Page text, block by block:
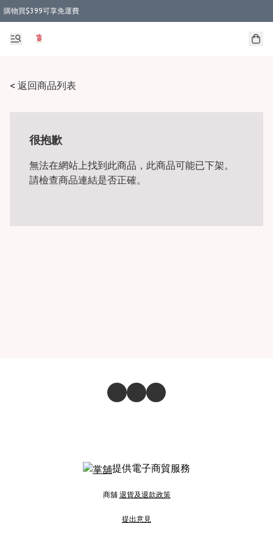
購物買$399可享免運費
< 返回商品列表
很抱歉
無法在網站上找到此商品，此商品可能已下架。
請檢查商品連結是否正確。
提供電子商貿服務
商舖 退貨及退款政策
提出意見